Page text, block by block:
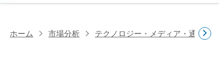
ホーム 市場分析 テクノロジー・メディア・通信研